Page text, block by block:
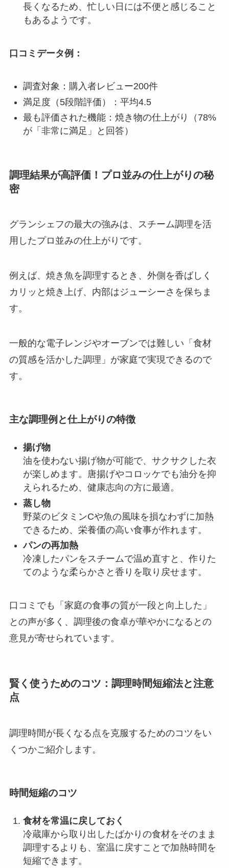
長くなるため、忙しい日には不便と感じること
もあるようです。
口コミデータ例：
調査対象：購入者レビュー200件
満足度（5段階評価）：平均4.5
最も評価された機能：焼き物の仕上がり（78%
が「非常に満足」と回答）
調理結果が高評価！プロ並みの仕上がりの秘
密
グランシェフの最大の強みは、スチーム調理を活
用したプロ並みの仕上がりです。
例えば、焼き魚を調理するとき、外側を香ばしく
カリッと焼き上げ、内部はジューシーさを保ちま
す。
一般的な電子レンジやオーブンでは難しい「食材
の質感を活かした調理」が家庭で実現できるので
す。
主な調理例と仕上がりの特徴
揚げ物
油を使わない揚げ物が可能で、サクサクした衣
が楽しめます。唐揚げやコロッケでも油分を抑
えられるため、健康志向の方に最適。
蒸し物
野菜のビタミンCや魚の風味を損なわずに加熱
できるため、栄養価の高い食事が作れます。
パンの再加熱
冷凍したパンをスチームで温め直すと、作りた
てのような柔らかさと香りを取り戻せます。
口コミでも「家庭の食事の質が一段と向上した」
との声が多く、調理後の食卓が華やかになるとの
意見が寄せられています。
賢く使うためのコツ：調理時間短縮法と注意
点
調理時間が長くなる点を克服するためのコツをい
くつかご紹介します。
時間短縮のコツ
食材を常温に戻しておく
冷蔵庫から取り出したばかりの食材をそのまま
調理するよりも、室温に戻すことで加熱時間を
短縮できます。